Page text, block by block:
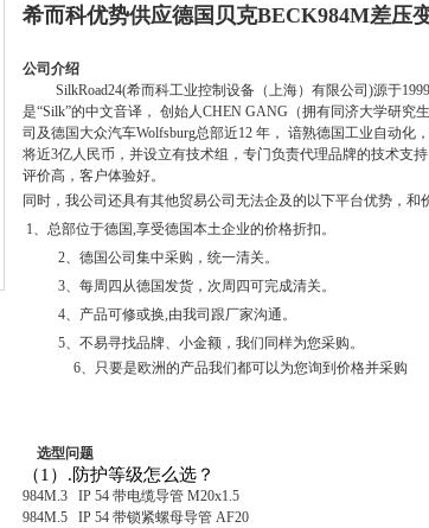
希而科优势供应德国贝克BECK984M差压
公司介绍
SilkRoad24(希而科工业控制设备（上海）有限公司 )源于1999
是“Silk”的中文音译， 创始人CHEN GANG （拥有同济大学研究
司及德国大众汽车Wolfsburg总部近12 年， 谙熟德国工业自动化
将近3亿人民币，并设立有技术组，专门负责代理品牌的技术支
评价高，客户体验好。
同时，我公司还具有其他贸易公司无法企及的以下平台优势，和
1、总部位于德国,享受德国本土企业的价格折扣。
2、德国公司集中采购，统一清关。
3、每周四从德国发货，次周四可完成清关。
4、产品可修或换,由我司跟厂家沟通。
5、不易寻找品牌、小金额，我们同样为您采购。
6、只要是欧洲的产品我们都可以为您询到价格并采购
选型问题
（1 ） .防护等级怎么选？
984M.3 IP 54 带电缆导管 M20x1.5
984M.5 IP 54 带锁紧螺母导管 AF20